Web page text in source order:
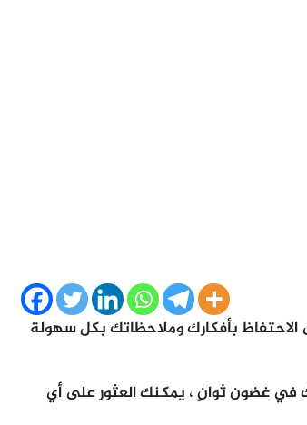
بأفكارك وملاحظاتك بكل سهولة
في غضون ثوانٍ ، يمكنك العثور على أي